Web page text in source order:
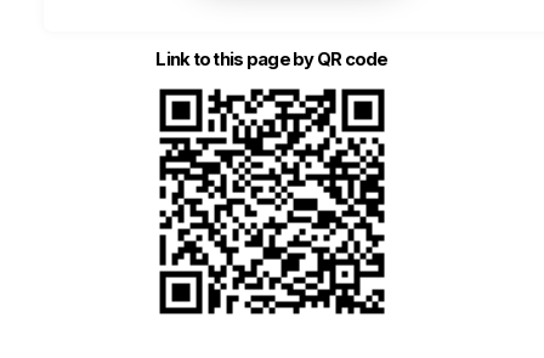
Link to this page by QR code